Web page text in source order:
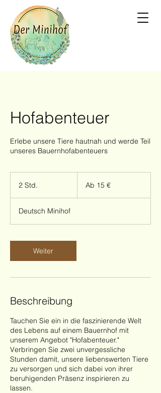
Hofabenteuer
Erlebe unsere Tiere hautnah und werde Teil
unseres Bauernhofabenteuers
2 Std.
d
.
EuroAb 15 €
Deutsch Minihof
Weiter
Beschreibung
Tauchen Sie ein in die faszinierende Welt
des Lebens auf einem Bauernhof mit
unserem Angebot "Hofabenteuer."
Verbringen Sie zwei unvergessliche
Stunden damit, unsere liebenswerten Tiere
zu versorgen und sich dabei von ihrer
beruhigenden Präsenz inspirieren zu
lassen.